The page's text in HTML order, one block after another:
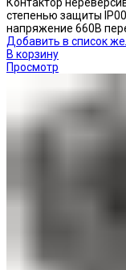
степенью защиты
напряжение 660В
Добавить в список
В корзину
Просмотр